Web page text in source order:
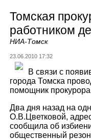
Томская
работником
НИА-Томск
23.06.2010 17:32
В связи с
города Томска
помощник
Два дня назад на
О.В.Цветковой,
сообщила об
общественный